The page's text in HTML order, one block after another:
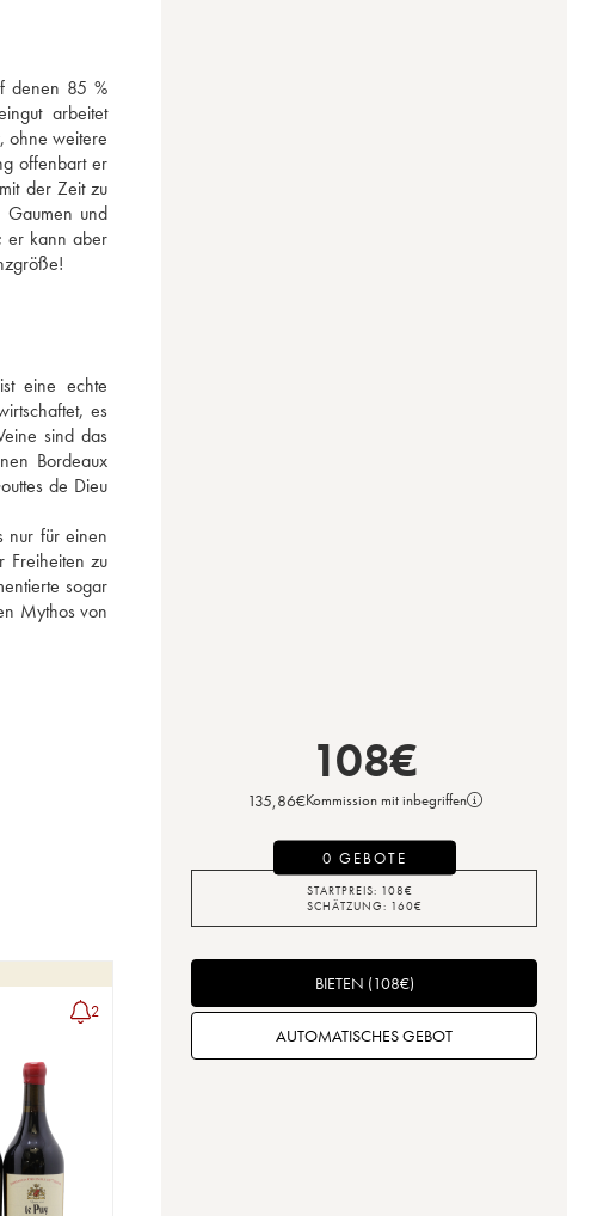
denen 85 %
arbeitet
ohne weitere
offenbart er
der Zeit zu
Gaumen und
er kann aber
eine echte
es
sind das
Bordeaux
de Dieu
nur für einen
Freiheiten zu
sogar
Mythos von
2
108€
135,86€Kommission mit inbegriffen
0 GEBOTE
STARTPREIS: 108€
SCHÄTZUNG: 160€
BIETEN (108€)
AUTOMATISCHES GEBOT